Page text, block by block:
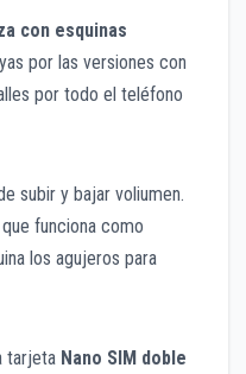
con esquinas
por las versiones con
por todo el teléfono
subir y bajar voliumen.
funciona como
los agujeros para
tarjeta Nano SIM doble